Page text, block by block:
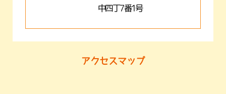
中四丁7番1号
アクセスマップ